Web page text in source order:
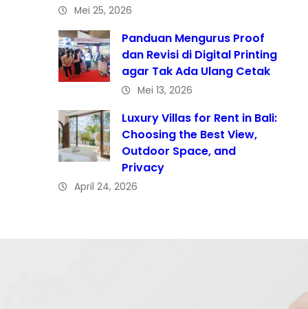
Mei 25, 2026
Panduan Mengurus Proof
dan Revisi di Digital Printing
agar Tak Ada Ulang Cetak
Mei 13, 2026
Luxury Villas for Rent in Bali:
Choosing the Best View,
Outdoor Space, and
Privacy
April 24, 2026